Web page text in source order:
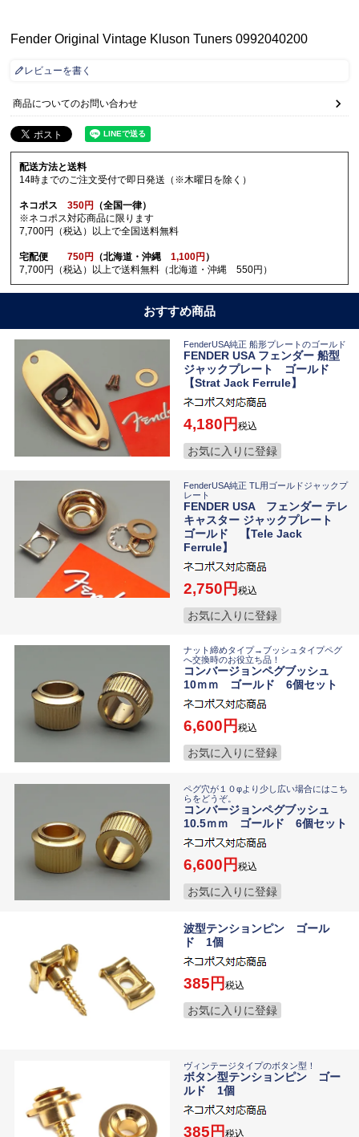
Fender Original Vintage Kluson Tuners 0992040200
レビューを書く
商品についてのお問い合わせ
配送方法と送料
14時までのご注文受付で即日発送（※木曜日を除く）
ネコポス350円
（全国一律）
※ネコポス対応商品に限ります
7,700円（税込）以上で全国送料無料
宅配便750円 （北海道・沖縄1,100円 ）
7,700円（税込）以上で送料無料（北海道・沖縄 550円）
おすすめ商品
FenderUSA純正 船形プレートのゴールド
FENDER USA フェンダー 船型
ジャックプレート ゴールド
【Strat Jack Ferrule】
4,180 税込
お気に入りに登録
FenderUSA純正 TL用ゴールドジャックプ
レート
FENDER USA フェンダー テレ
キャスター ジャックプレート
ゴールド 【Tele Jack
Ferrule】
2,750 税込
お気に入りに登録
ナット締めタイプ→ブッシュタイプペグ
へ交換時のお役立ち品！
コンバージョンペグブッシュ
10ｍｍ ゴールド 6個セット
6,600 税込
お気に入りに登録
ペグ穴が１０φより少し広い場合にはこち
らをどうぞ。
コンバージョンペグブッシュ
10.5ｍｍ ゴールド 6個セット
6,600 税込
お気に入りに登録
波型テンションピン ゴール
ド 1個
385 税込
お気に入りに登録
ヴィンテージタイプのボタン型！
ボタン型テンションピン ゴー
ルド 1個
385 税込